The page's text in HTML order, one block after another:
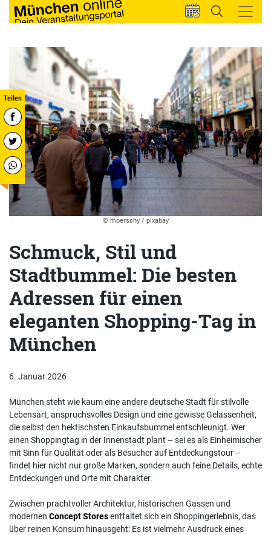
© moerschy / pixabay
Schmuck, Stil und
Stadtbummel: Die besten
Adressen für einen
eleganten Shopping-Tag in
München
6. Januar 2026
München steht wie kaum eine andere deutsche Stadt für stilvolle
Lebensart, anspruchsvolles Design und eine gewisse Gelassenheit,
die selbst den hektischsten Einkaufsbummel entschleunigt. Wer
einen Shoppingtag in der Innenstadt plant – sei es als Einheimischer
mit Sinn für Qualität oder als Besucher auf Entdeckungstour –
findet hier nicht nur große Marken, sondern auch feine Details, echte
Entdeckungen und Orte mit Charakter.
Zwischen prachtvoller Architektur, historischen Gassen und
modernen Concept Storesentfaltet sich ein Shoppingerlebnis, das
über reinen Konsum hinausgeht: Es ist vielmehr Ausdruck eines